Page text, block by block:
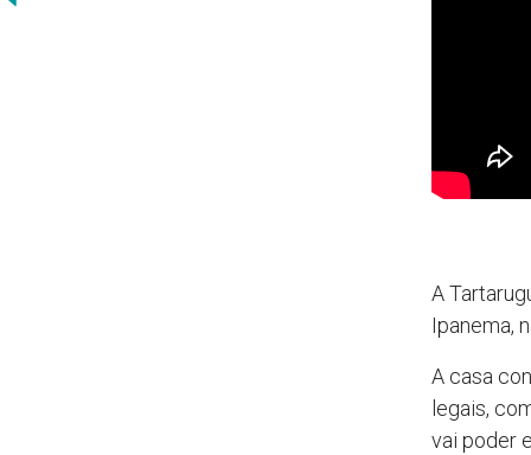
A
Ipanema,
A casa
legais,
vai poder